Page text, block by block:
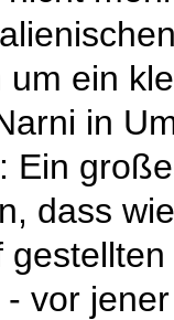
ein
in
Ein
dass
vor